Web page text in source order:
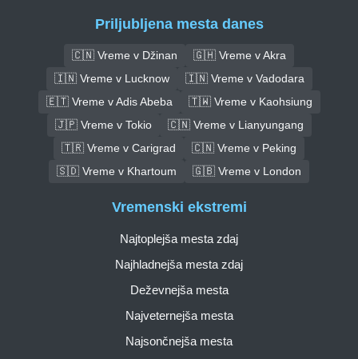
Priljubljena mesta danes
🇨🇳 Vreme v Džinan
🇬🇭 Vreme v Akra
🇮🇳 Vreme v Lucknow
🇮🇳 Vreme v Vadodara
🇪🇹 Vreme v Adis Abeba
🇹🇼 Vreme v Kaohsiung
🇯🇵 Vreme v Tokio
🇨🇳 Vreme v Lianyungang
🇹🇷 Vreme v Carigrad
🇨🇳 Vreme v Peking
🇸🇩 Vreme v Khartoum
🇬🇧 Vreme v London
Vremenski ekstremi
Najtoplejša mesta zdaj
Najhladnejša mesta zdaj
Deževnejša mesta
Najveternejša mesta
Najsončnejša mesta